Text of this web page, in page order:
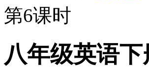
第6课时
八年级英语